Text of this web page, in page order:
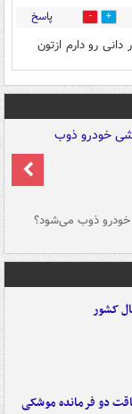
0 پاسخ
رو دارم ازتون
ذوب می‌شود؟
کشور
دو فرمانده‌ موشکی